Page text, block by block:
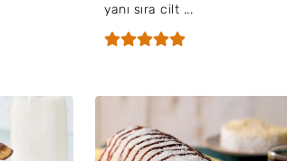
yanı sıra cilt ...